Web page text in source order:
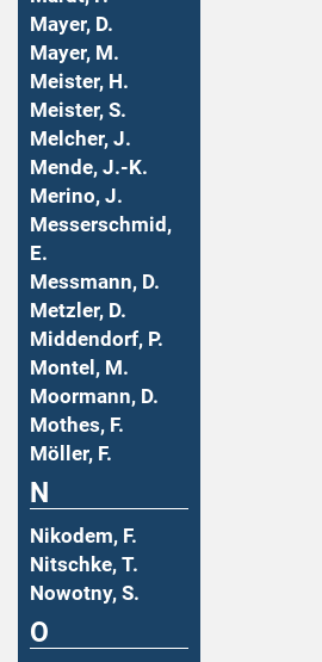
Mayer, D.
Mayer, M.
Meister, H.
Meister, S.
Melcher, J.
Mende, J.-K.
Merino, J.
Messerschmid,
E.
Messmann, D.
Metzler, D.
Middendorf, P.
Montel, M.
Moormann, D.
Mothes, F.
Möller, F.
N
Nikodem, F.
Nitschke, T.
Nowotny, S.
O